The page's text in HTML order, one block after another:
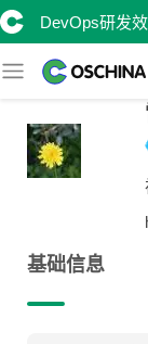
DevOps研发
基础信息